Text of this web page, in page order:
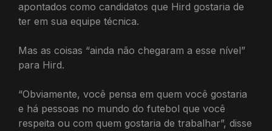
apontados como candidatos que Hird gostaria de
ter em sua equipe técnica.
Mas as coisas “ainda não chegaram a esse nível”
para Hird.
“Obviamente, você pensa em quem você gostaria
e há pessoas no mundo do futebol que você
respeita ou com quem gostaria de trabalhar”, disse